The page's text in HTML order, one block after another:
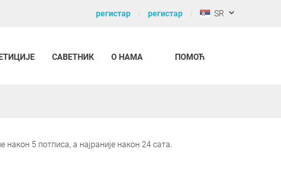
регистар регистар SR
САВЕТНИК О НАМА ПОМОЋ
5 потписа, а најраније након 24 сата.